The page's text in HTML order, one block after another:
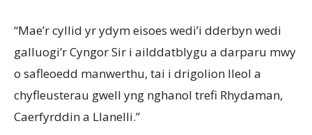
“Mae’r cyllid yr ydym eisoes wedi’i dderbyn wedi
galluogi’r Cyngor Sir i ailddatblygu a darparu mwy
o safleoedd manwerthu, tai i drigolion lleol a
chyfleusterau gwell yng nghanol trefi Rhydaman,
Caerfyrddin a Llanelli.”